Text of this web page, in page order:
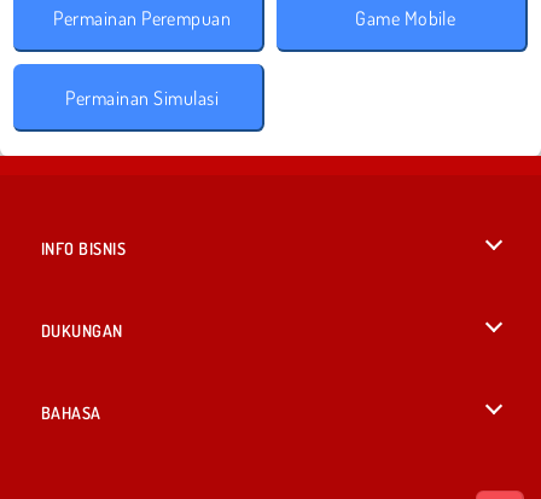
Permainan Perempuan Game Mobile
Permainan Simulasi
INFO BISNIS
DUKUNGAN
BAHASA